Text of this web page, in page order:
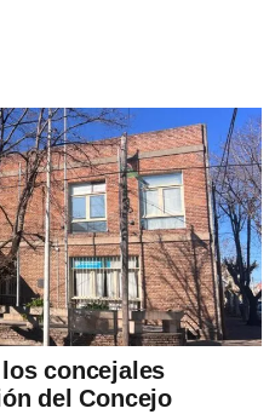
concejales
del Concejo